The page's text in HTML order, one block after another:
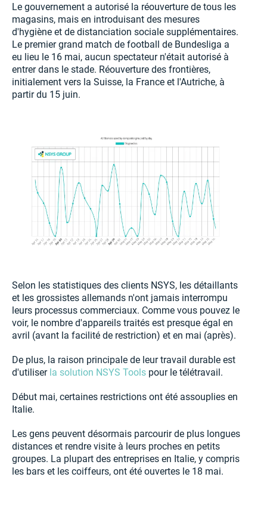
Le gouvernement a autorisé la réouverture de tous les
magasins, mais en introduisant des mesures
d'hygiène et de distanciation sociale supplémentaires.
Le premier grand match de football de Bundesliga a
eu lieu le 16 mai, aucun spectateur n'était autorisé à
entrer dans le stade. Réouverture des frontières,
initialement vers la Suisse, la France et l'Autriche, à
partir du 15 juin.
Selon les statistiques des clients NSYS, les détaillants
et les grossistes allemands n'ont jamais interrompu
leurs processus commerciaux. Comme vous pouvez le
voir, le nombre d'appareils traités est presque égal en
avril (avant la facilité de restriction) et en mai (après).
De plus, la raison principale de leur travail durable est
d'utiliser la solution NSYS Tools pour le télétravail.
Début mai, certaines restrictions ont été assouplies en
Italie.
Les gens peuvent désormais parcourir de plus longues
distances et rendre visite à leurs proches en petits
groupes. La plupart des entreprises en Italie, y compris
les bars et les coiffeurs, ont été ouvertes le 18 mai.